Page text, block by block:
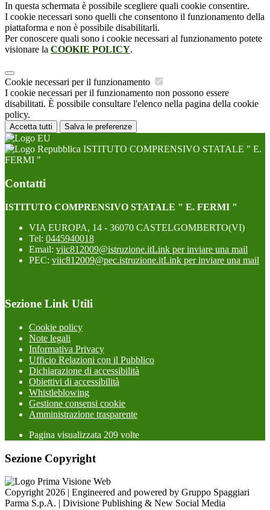
In questa schermata è possibile scegliere quali cookie consentire.
I cookie necessari sono quelli che consentono il funzionamento della
piattaforma e non è possibile disabilitarli.
Per conoscere quali sono i cookie necessari al funzionamento potete
visionare la COOKIE POLICY.
Cookie necessari per il funzionamento
I cookie necessari per il funzionamento non possono essere
disabilitati. È possibile consultare l'elenco nella pagina della cookie
policy.
Accetta tutti Salva le preferenze
ISTITUTO COMPRENSIVO STATALE " E.
FERMI "
Contatti
ISTITUTO COMPRENSIVO STATALE " E. FERMI "
VIA EUROPA, 14 - 36070 CASTELGOMBERTO(VI)
Tel: 0445940018
Email: viic812009@istruzione.itLink per inviare una mail
PEC: viic812009@pec.istruzione.itLink per inviare una mail
Sezione Link Utili
Cookie policy
Note legali
Informativa Privacy
Ufficio Relazioni con il Pubblico
Dichiarazione di accessibilità
Obiettivi di accessibilità
Whistleblowing
Gestione consensi cookie
Amministrazione trasparente
Pagina visualizzata 209 volte
Sezione Copyright
Copyright 2026 | Engineered and powered by Gruppo Spaggiari
Parma S.p.A. | Divisione Publishing & New Social Media